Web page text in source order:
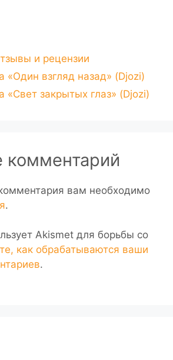
и рецензии
«Один взгляд назад» (Djozi)
«Свет закрытых глаз» (Djozi)
комментарий
вам необходимо
.
Akismet для борьбы со
как обрабатываются ваши
.